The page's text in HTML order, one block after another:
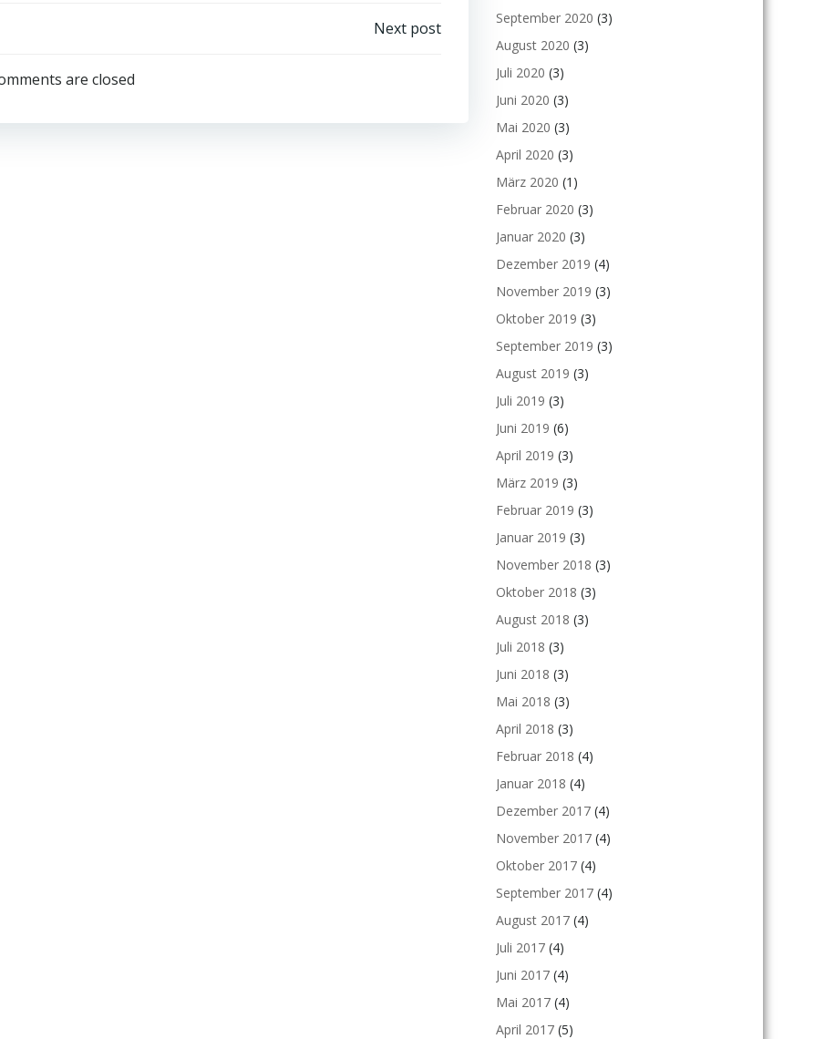
navigation
Next post
are closed
September 2020 (3)
August 2020 (3)
Juli 2020 (3)
Juni 2020 (3)
Mai 2020 (3)
April 2020 (3)
März 2020 (1)
Februar 2020 (3)
Januar 2020 (3)
Dezember 2019 (4)
November 2019 (3)
Oktober 2019 (3)
September 2019 (3)
August 2019 (3)
Juli 2019 (3)
Juni 2019 (6)
April 2019 (3)
März 2019 (3)
Februar 2019 (3)
Januar 2019 (3)
November 2018 (3)
Oktober 2018 (3)
August 2018 (3)
Juli 2018 (3)
Juni 2018 (3)
Mai 2018 (3)
April 2018 (3)
Februar 2018 (4)
Januar 2018 (4)
Dezember 2017 (4)
November 2017 (4)
Oktober 2017 (4)
September 2017 (4)
August 2017 (4)
Juli 2017 (4)
Juni 2017 (4)
Mai 2017 (4)
April 2017 (5)